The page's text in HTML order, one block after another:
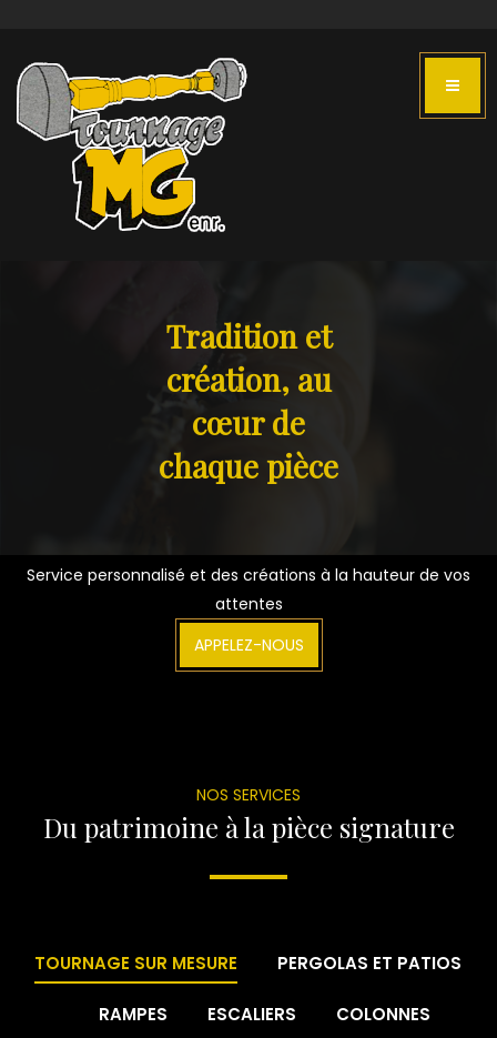
Tradition et
création, au
cœur de
chaque pièce
Service personnalisé et des créations à la hauteur de vos
attentes
APPELEZ-NOUS
NOS SERVICES
Du patrimoine à la pièce signature
TOURNAGE SUR MESURE PERGOLAS ET PATIOS
RAMPES ESCALIERS COLONNES